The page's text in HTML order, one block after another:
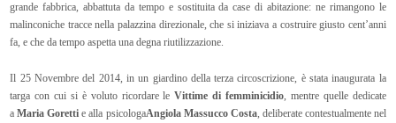
grande fabbrica, abbattuta da tempo e sostituita da case di abitazione: ne rimangono le
malinconiche tracce nella palazzina direzionale, che si iniziava a costruire giusto cent’anni
fa, e che da tempo aspetta una degna riutilizzazione.
Il 25 Novembre del 2014, in un giardino della terza circoscrizione, è stata inaugurata la
targa con cui si è voluto ricordare leVittime di femminicidio, mentre quelle dedicate
aMaria Goretti e alla psicologaAngiola Massucco Costa, deliberate contestualmente nel